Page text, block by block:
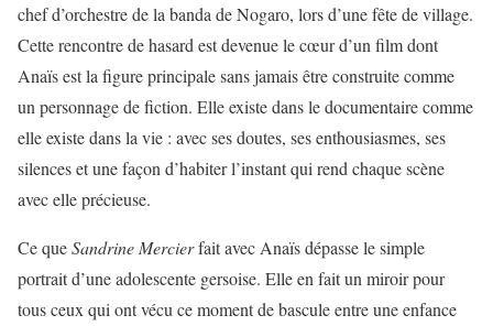
chef d’orchestre de la banda de Nogaro, lors d’une fête de village.
Cette rencontre de hasard est devenue le cœur d’un film dont
Anaïs est la figure principale sans jamais être construite comme
un personnage de fiction. Elle existe dans le documentaire comme
elle existe dans la vie : avec ses doutes, ses enthousiasmes, ses
silences et une façon d’habiter l’instant qui rend chaque scène
avec elle précieuse.
Ce queSandrine Mercierfait avec Anaïs dépasse le simple
portrait d’une adolescente gersoise. Elle en fait un miroir pour
tous ceux qui ont vécu ce moment de bascule entre une enfance